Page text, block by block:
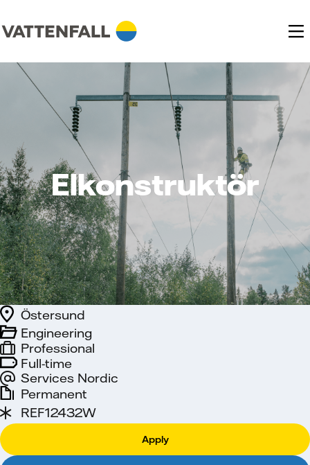
Elkonstruktör
Full-time
Services Nordic
Engineering
Östersund
Professional
Permanent
REF12432W
Apply